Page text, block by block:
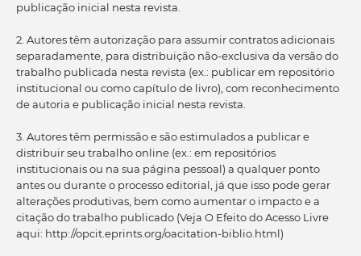
publicação inicial nesta revista.
2. Autores têm autorização para assumir contratos adicionais
separadamente, para distribuição não-exclusiva da versão do
trabalho publicada nesta revista (ex.: publicar em repositório
institucional ou como capítulo de livro), com reconhecimento
de autoria e publicação inicial nesta revista.
3. Autores têm permissão e são estimulados a publicar e
distribuir seu trabalho online (ex.: em repositórios
institucionais ou na sua página pessoal) a qualquer ponto
antes ou durante o processo editorial, já que isso pode gerar
alterações produtivas, bem como aumentar o impacto e a
citação do trabalho publicado (Veja O Efeito do Acesso Livre
aqui: http://opcit.eprints.org/oacitation-biblio.html)